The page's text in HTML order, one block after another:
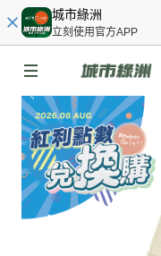
城市綠洲
立刻使用官方APP